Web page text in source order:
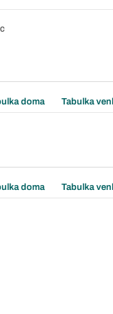
doma Tabulka
doma Tabulka